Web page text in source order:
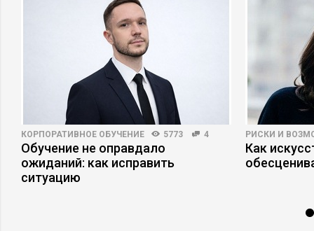
КОРПОРАТИВНОЕ ОБУЧЕНИЕ 5773 4
Обучение не оправдало
ожиданий: как исправить
ситуацию
РИСКИ И
Как